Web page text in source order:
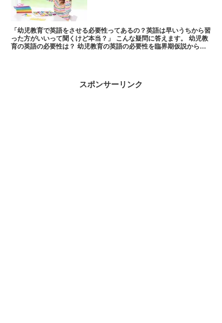
「幼児教育で英語をさせる必要性ってあるの？英語は早いうちから習
った方がいいって聞くけど本当？」 こんな疑問に答えます。 幼児教
育の英語の必要性は？ 幼児教育の英語の必要性を臨界期仮説から考
スポンサーリンク